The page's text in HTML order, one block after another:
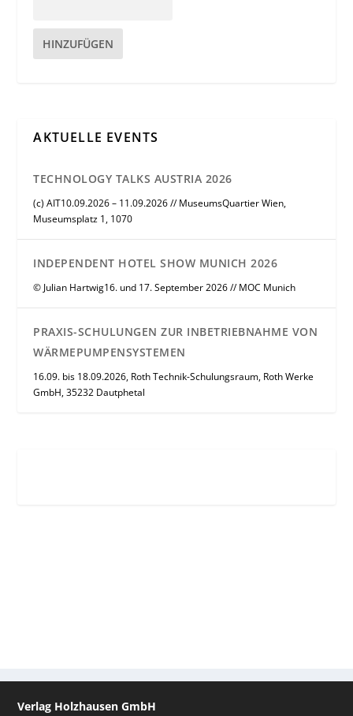
HINZUFÜGEN
AKTUELLE EVENTS
TECHNOLOGY TALKS AUSTRIA 2026
(c) AIT10.09.2026 – 11.09.2026 // MuseumsQuartier Wien,
Museumsplatz 1, 1070
INDEPENDENT HOTEL SHOW MUNICH 2026
© Julian Hartwig16. und 17. September 2026 // MOC Munich
PRAXIS-SCHULUNGEN ZUR INBETRIEBNAHME VON
WÄRMEPUMPENSYSTEMEN
16.09. bis 18.09.2026, Roth Technik-Schulungsraum, Roth Werke
GmbH, 35232 Dautphetal
Verlag Holzhausen GmbH